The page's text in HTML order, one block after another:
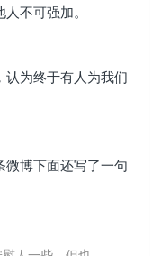
不可强加。
认为终于有人为我们
微博下面还写了一句